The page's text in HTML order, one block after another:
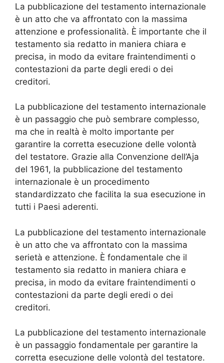
La pubblicazione del testamento internazionale
è un atto che va affrontato con la massima
attenzione e professionalità. È importante che il
testamento sia redatto in maniera chiara e
precisa, in modo da evitare fraintendimenti o
contestazioni da parte degli eredi o dei
creditori.
La pubblicazione del testamento internazionale
è un passaggio che può sembrare complesso,
ma che in realtà è molto importante per
garantire la corretta esecuzione delle volontà
del testatore. Grazie alla Convenzione dell’Aja
del 1961, la pubblicazione del testamento
internazionale è un procedimento
standardizzato che facilita la sua esecuzione in
tutti i Paesi aderenti.
La pubblicazione del testamento internazionale
è un atto che va affrontato con la massima
serietà e attenzione. È fondamentale che il
testamento sia redatto in maniera chiara e
precisa, in modo da evitare fraintendimenti o
contestazioni da parte degli eredi o dei
creditori.
La pubblicazione del testamento internazionale
è un passaggio fondamentale per garantire la
corretta esecuzione delle volontà del testatore.